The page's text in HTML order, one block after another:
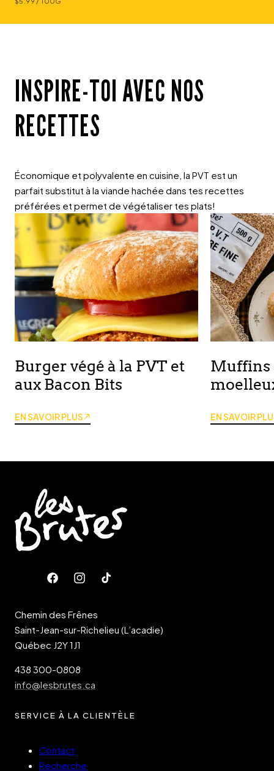
INSPIRE-TOI AVEC NOS
RECETTES
Économique et polyvalente en cuisine, la PVT est un
parfait substitut à la viande hachée dans tes recettes
préférées et permet de végétaliser tes plats!
Burger végé à la PVT et
aux Bacon Bits
EN SAVOIR PLUS
Muffins
EN SAVOIR
FacebookInstagram
Tik
Chemin des Frênes
Saint-Jean-sur-Richelieu (L’acadie)
Québec J2Y 1J1
438 300-0808
info@lesbrutes.ca
SERVICE À LA CLIENTÈLE
Contact
Recherche